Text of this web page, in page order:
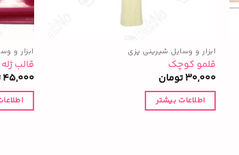
ابزار و وسایل شیرینی پزی
قلمو کوچک
30,000تومان
اطلاعات بیشتر
ابزار و
قالب
45,000